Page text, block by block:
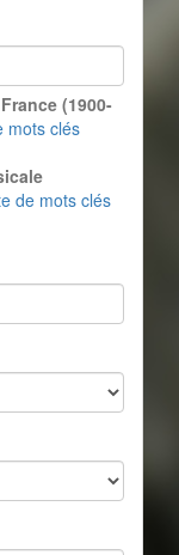
(1900-
mots clés
de mots clés